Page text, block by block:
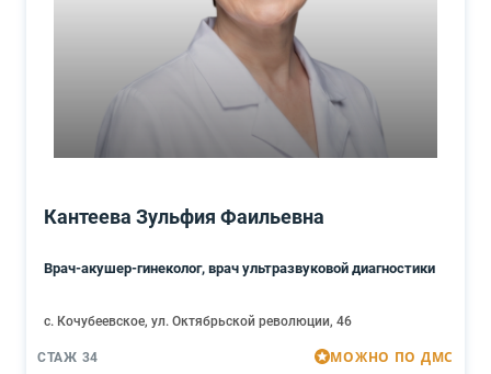
Кантеева Зульфия Фаильевна
Врач-акушер-гинеколог, врач ультразвуковой диагностики
с. Кочубеевское, ул. Октябрьской революции, 46
СТАЖ 34 МОЖНО ПО ДМС